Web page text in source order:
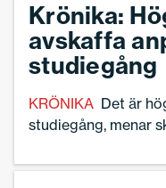
Krönika:
avskaffa
studiegång
KRÖNIKA Det är
studiegång, menar
grundskolan om